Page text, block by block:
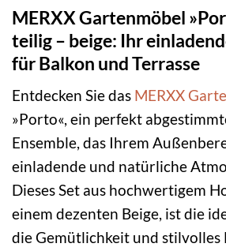
MERXX Gartenmöbel
teilig – beige: Ihr
für Balkon und Terrasse
Entdecken Sie das MERXX
»Porto«, ein perfekt
Ensemble, das Ihrem
einladende und natürliche
Dieses Set aus hochwertigem
einem dezenten Beige, ist die
die Gemütlichkeit und stilvolles